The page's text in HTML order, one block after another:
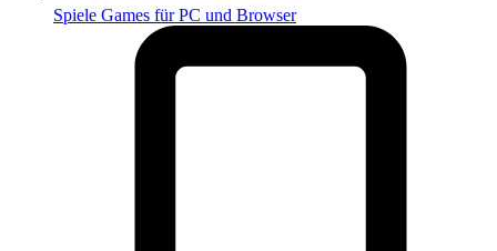
Spiele Games für PC und Browser